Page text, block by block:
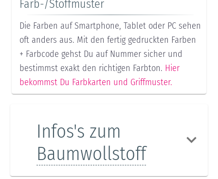
Farb-/Stoffmuster
Die Farben auf Smartphone, Tablet oder PC sehen
oft anders aus. Mit den fertig gedruckten Farben
+ Farbcode gehst Du auf Nummer sicher und
bestimmst exakt den richtigen Farbton. Hier
bekommst Du Farbkarten und Griffmuster.
Infos's zum
Baumwollstoff